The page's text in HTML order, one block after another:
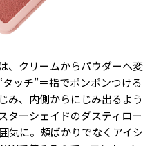
、クリームからパウダーへ変
ッチ”＝指でポンポンつける
み、内側からにじみ出るよう
ターシェイドのダスティロー
気に。頰ばかりでなくアイシ